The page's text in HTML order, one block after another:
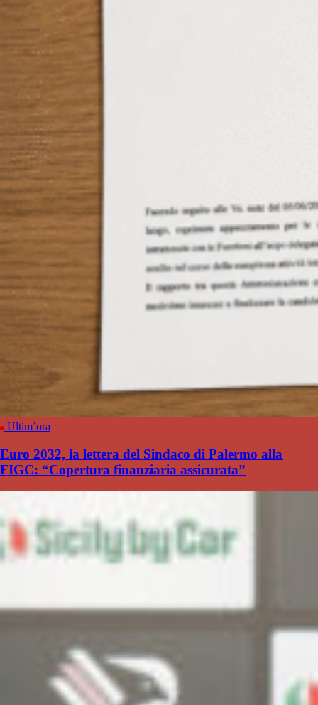
Ultim’ora
Euro 2032, la lettera del Sindaco di Palermo alla
FIGC: “Copertura finanziaria assicurata”